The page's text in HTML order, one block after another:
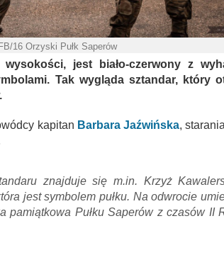
16 Orzyski Pułk Saperów
jest biało-czerwony z
Tak wygląda sztandar, który
kapitan Barbara Jaźwińska,
znajduje się m.in. Krzyż
jest symbolem pułku. Na odwrocie
pamiątkowa Pułku Saperów z czasów II